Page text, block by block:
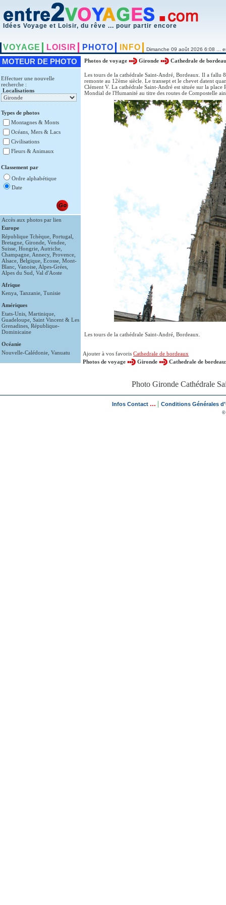
Idées Voyage et Loisir, du rêve ... pour partir encore
VOYAGE LOISIR PHOTO INFO Dimanche 09 août 2026 6:08 ...
MOTEUR DE PHOTO
Effectuer une nouvelle
recherche :
Localisations
Types de photos
Montagnes & Monts
Océans, Mers & Lacs
Civilisations
Fleurs & Animaux
Classement par
Ordre alphabétique
Date
Accès aux photos par lien
Europe
République Tchèque Portugal
Bretagne Gironde Vendee
Suisse Hongrie Autriche
Champagne Annecy, Provence
Alsace Belgique Ecosse Mont-
Blanc Vanoise Alpes-Grées
Alpes du Sud Val d'Aoste
Afrique
Kenya Tanzanie Tunisie
Amériques
Etats-Unis Martinique
Guadeloupe Saint Vincent & Les
Grenadines République-
Dominicaine
Océanie
Nouvelle-Calédonie Vanuatu
Photos de voyage Gironde Cathedrale de
Les tours de la cathédrale Saint-André, Bordeaux. Il a fallu
remonte au 12ème siècle. Le transept et le chevet datent
Clément V. La cathédrale Saint-André est située sur la
Mondial de l'Humanité au titre des routes de Compostelle
Les tours de la cathédrale Saint-André, Bordeaux.
Ajouter à vos favoris Cathedrale de bordeaux
Photos de voyage
Gironde Cathedrale de
Photo Gironde Cathédrale
Infos Contact ... Conditions Générales
©